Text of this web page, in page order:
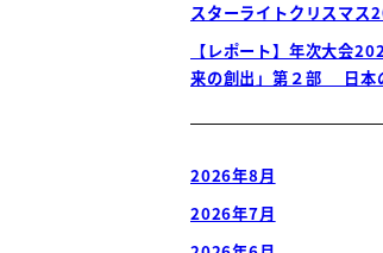
スターライトクリスマ
【レポート】年次大会
来の創出」第２部 日本
2026年8月
2026年7月